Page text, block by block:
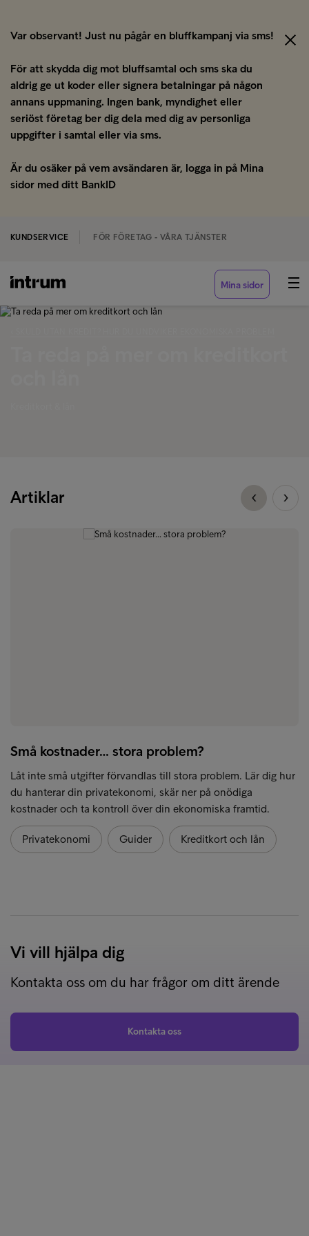
Var observant! Just nu pågår en bluffkampanj via sms!
För att skydda dig mot bluffsamtal och sms ska du
aldrig ge ut koder eller signera betalningar på någon
annans uppmaning. Ingen bank, myndighet eller
seriöst företag ber dig dela med dig av personliga
uppgifter i samtal eller via sms.
Är du osäker på vem avsändaren är, logga in på Mina
sidor med ditt BankID
KUNDSERVICE FÖR FÖRETAG - VÅRA TJÄNSTER
Mina sidor
Artiklar
Små kostnader… stora problem?
Låt inte små utgifter förvandlas till stora problem. Lär dig hur
du hanterar din privatekonomi, skär ner på onödiga
kostnader och ta kontroll över din ekonomiska framtid.
Privatekonomi Guider Kreditkort och lån
Vi vill hjälpa dig
Kontakta oss om du har frågor om ditt ärende
Kontakta oss